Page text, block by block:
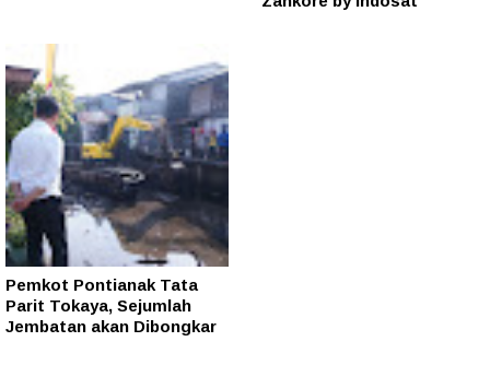
Pemkot Pontianak Tata
Parit Tokaya, Sejumlah
Jembatan akan Dibongkar